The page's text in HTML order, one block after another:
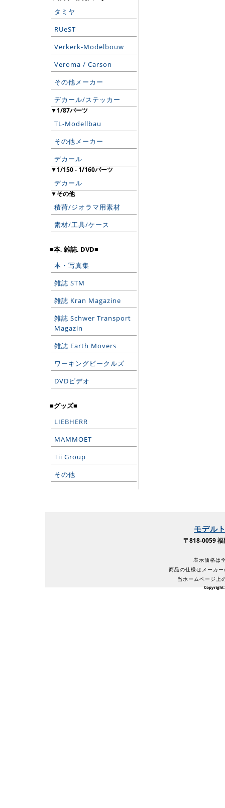
タミヤ
RUeST
Verkerk-Modelbouw
Veroma / Carson
その他メーカー
デカール/ステッカー
▼1/87パーツ
TL-Modellbau
その他メーカー
デカール
▼1/150 - 1/160パーツ
デカール
▼その他
積荷/ジオラマ用素材
素材/工具/ケース
■本, 雑誌, DVD■
本・写真集
雑誌 STM
雑誌 Kran Magazine
雑誌 Schwer Transport
Magazin
雑誌 Earth Movers
ワーキングビークルズ
DVDビデオ
■グッズ■
LIEBHERR
MAMMOET
Tii Group
その他
モデル
〒818-0059
表示価格は
商品の仕様はメーカ
当ホームページ上
Copyright